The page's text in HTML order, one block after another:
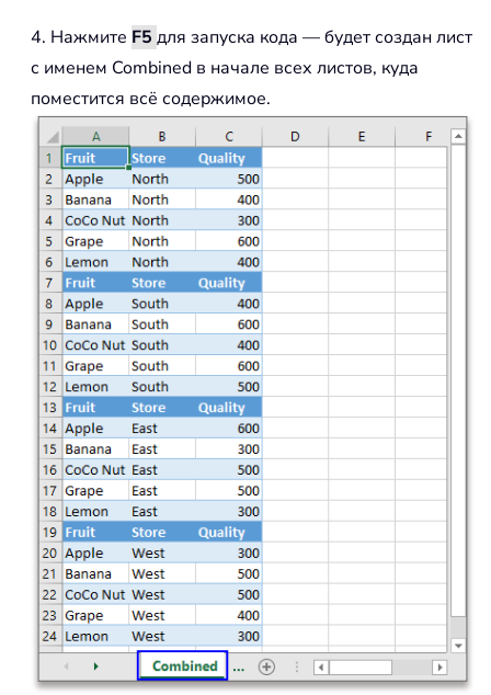
4. Нажмите F5 для запуска кода — будет создан лист
с именем Combined в начале всех листов, куда
поместится всё содержимое.